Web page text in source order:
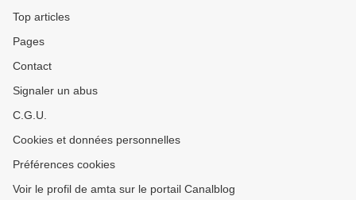
Top articles
Pages
Contact
Signaler un abus
C.G.U.
Cookies et données personnelles
Préférences cookies
Voir le profil de amta sur le portail Canalblog